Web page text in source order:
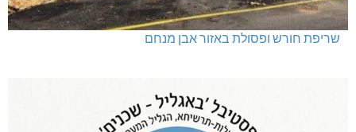
שריפת חורש ופסולת באזור אבן מנחם